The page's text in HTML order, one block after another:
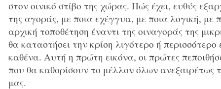
στον οινικό στίβο της χώρας. Πώς έχει, ευθύς
της αγοράς, με ποια εχέγγυα, με ποια λογική, με
αρχική τοποθέτηση έναντι της οιναγοράς της
θα καταστήσει την κρίση λιγότερο ή
καθένα. Αυτή η πρώτη εικόνα, οι πρώτες
που θα καθορίσουν το μέλλον όλων
μας.